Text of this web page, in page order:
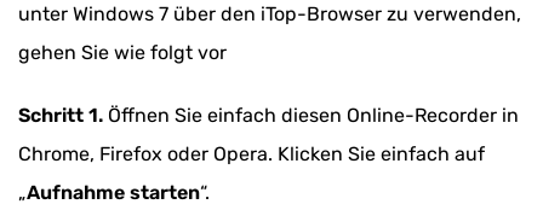
unter Windows 7 über den iTop-Browser zu verwenden,
gehen Sie wie folgt vor
Schritt 1. Öffnen Sie einfach diesen Online-Recorder in
Chrome, Firefox oder Opera. Klicken Sie einfach auf
„Aufnahme starten“.